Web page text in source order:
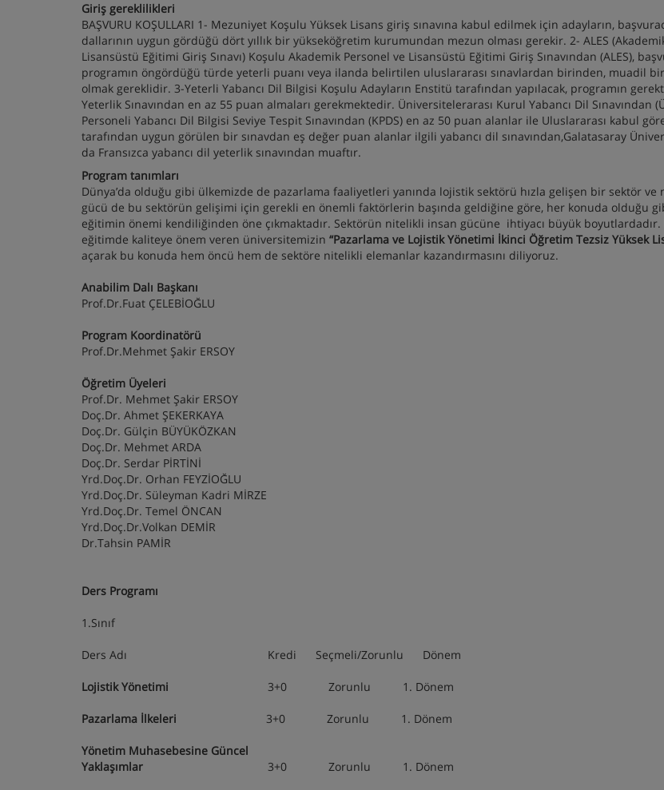
Giriş gereklilikleri
BAŞVURU KOŞULLARI 1- Mezuniyet Koşulu Yüksek Lisans giriş sınavına kabul edilmek için adayların,
dallarının uygun gördüğü dört yıllık bir yükseköğretim kurumundan mezun olması gerekir. 2- ALES
Lisansüstü Eğitimi Giriş Sınavı) Koşulu Akademik Personel ve Lisansüstü Eğitimi Giriş Sınavından (ALES),
programın öngördüğü türde yeterli puanı veya ilanda belirtilen uluslararası sınavlardan birinden, muadil bir
olmak gereklidir. 3-Yeterli Yabancı Dil Bilgisi Koşulu Adayların Enstitü tarafından yapılacak, programın
Yeterlik Sınavından en az 55 puan almaları gerekmektedir. Üniversitelerarası Kurul Yabancı Dil Sınavından
Personeli Yabancı Dil Bilgisi Seviye Tespit Sınavından (KPDS) en az 50 puan alanlar ile Uluslararası kabul
tarafından uygun görülen bir sınavdan eş değer puan alanlar ilgili yabancı dil sınavından,Galatasaray
da Fransızca yabancı dil yeterlik sınavından muaftır.
Program tanımları
Dünya’da olduğu gibi ülkemizde de pazarlama faaliyetleri yanında lojistik sektörü hızla gelişen bir sektör ve
gücü de bu sektörün gelişimi için gerekli en önemli faktörlerin başında geldiğine göre, her konuda olduğu
eğitimin önemi kendiliğinden öne çıkmaktadır. Sektörün nitelikli insan gücüne ihtiyacı büyük
eğitimde kaliteye önem veren üniversitemizin “Pazarlama ve Lojistik Yönetimi İkinci Öğretim Tezsiz Yüksek
açarak bu konuda hem öncü hem de sektöre nitelikli elemanlar kazandırmasını diliyoruz.
Anabilim Dalı Başkanı
Prof.Dr.Fuat ÇELEBİOĞLU
Program Koordinatörü
Prof.Dr.Mehmet Şakir ERSOY
Öğretim Üyeleri
Prof.Dr. Mehmet Şakir ERSOY
Doç.Dr. Ahmet ŞEKERKAYA
Doç.Dr. Gülçin BÜYÜKÖZKAN
Doç.Dr. Mehmet ARDA
Doç.Dr. Serdar PİRTİNİ
Yrd.Doç.Dr. Orhan FEYZİOĞLU
Yrd.Doç.Dr. Süleyman Kadri MİRZE
Yrd.Doç.Dr. Temel ÖNCAN
Yrd.Doç.Dr.Volkan DEMİR
Dr.Tahsin PAMİR
Ders Programı
1.Sınıf
Ders Adı Kredi Seçmeli/Zorunlu Dönem
Lojistik Yönetimi 3+0 Zorunlu 1. Dönem
Pazarlama İlkeleri 3+0 Zorunlu 1. Dönem
Yönetim Muhasebesine Güncel
Yaklaşımlar
3+0 Zorunlu 1. Dönem